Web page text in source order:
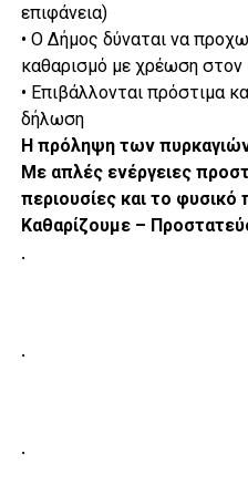
επιφάνεια)
• Ο Δήμος δύναται να
καθαρισμό με χρέωση στον
• Επιβάλλονται πρόστιμα
δήλωση
Η πρόληψη των
Με απλές ενέργειες
περιουσίες και το
Καθαρίζουμε –
.
.
.